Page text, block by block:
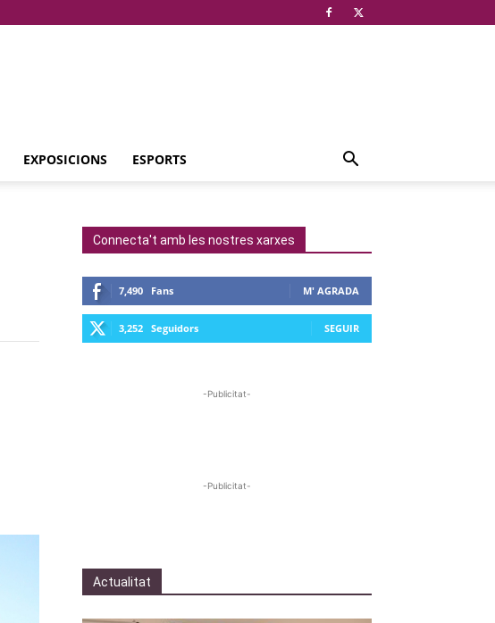
EXPOSICIONS ESPORTS
Connecta't amb les nostres xarxes
7,490 Fans M' AGRADA
3,252 Seguidors SEGUIR
-Publicitat-
-Publicitat-
Actualitat